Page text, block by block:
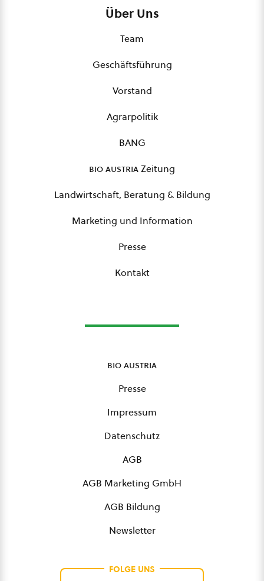
Über Uns
Team
Geschäftsführung
Vorstand
Agrarpolitik
BANG
bio austriaZeitung
Landwirtschaft, Beratung & Bildung
Marketing und Information
Presse
Kontakt
bio austria
Presse
Impressum
Datenschutz
AGB
AGB Marketing GmbH
AGB Bildung
Newsletter
FOLGE UNS